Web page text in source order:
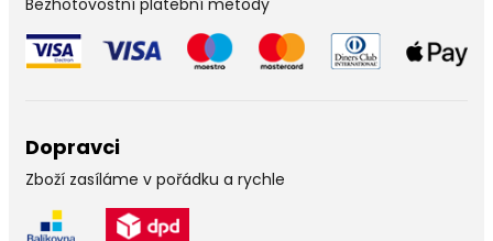
Dopravci
Zboží zasíláme v pořádku a rychle